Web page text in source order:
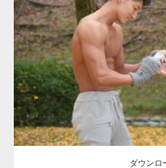
Update:
Category:公園のマッチョ その他
肩
ダウンロード
ダウンロ